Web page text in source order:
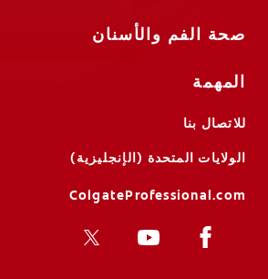
صحة الفم والأسنان
المهمة
للاتصال بنا
الولايات المتحدة (الإنجليزية)
ColgateProfessional.com